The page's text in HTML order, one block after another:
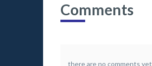
Comments
there are no comments yet